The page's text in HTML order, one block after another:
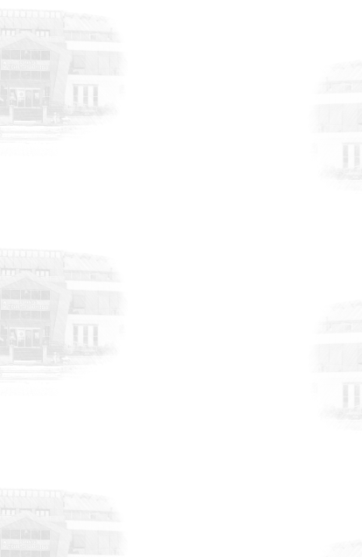
6 Ağustos 2026